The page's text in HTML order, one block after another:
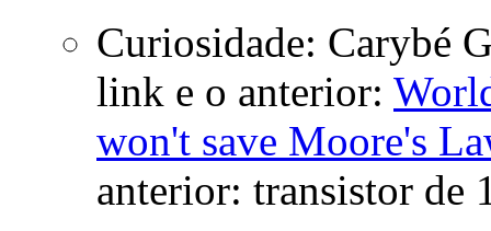
Curiosidade: Carybé
link e o anterior:
won't save Moore's
anterior: transistor de